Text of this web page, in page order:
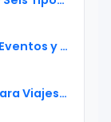
Programas Especiales: Viajes por Eventos y Temporadas Bien Planificados
Viajes Temáticos: Guía Práctica para Viajes de Interés Especial